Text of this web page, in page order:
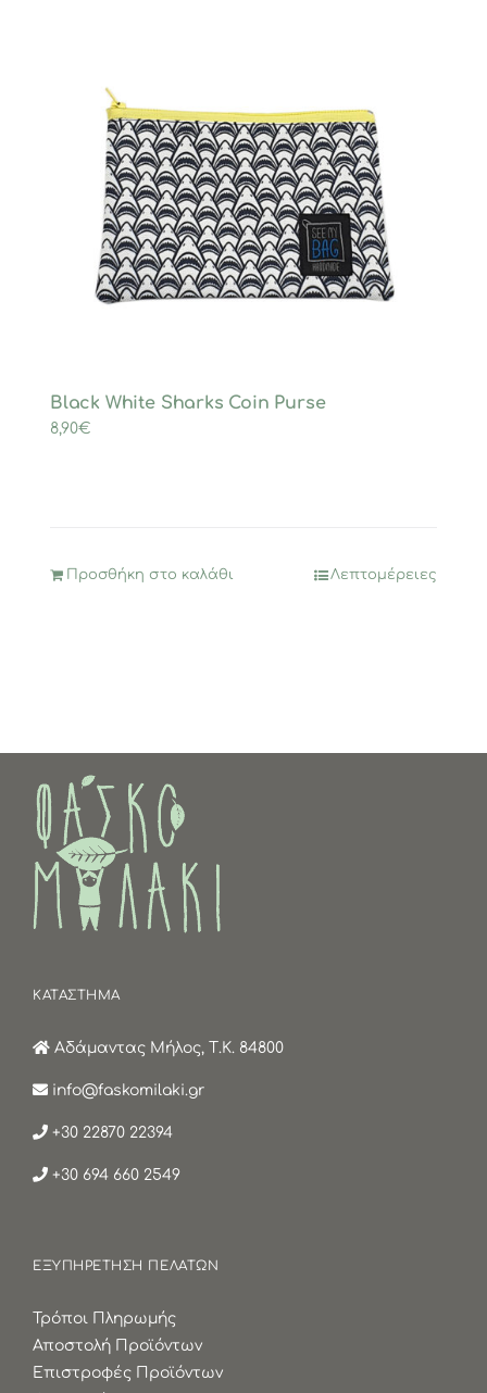
Black White Sharks Coin Purse
8,90€
Προσθήκη στο καλάθι Λεπτομέρειες
ΚΑΤΑΣΤΗΜΑ
Αδάμαντας Μήλος, Τ.Κ. 84800
info@faskomilaki.gr
+30 22870 22394
+30 694 660 2549
ΕΞΥΠΗΡΕΤΗΣΗ ΠΕΛΑΤΩΝ
Τρόποι Πληρωμής
Αποστολή Προϊόντων
Επιστροφές Προϊόντων